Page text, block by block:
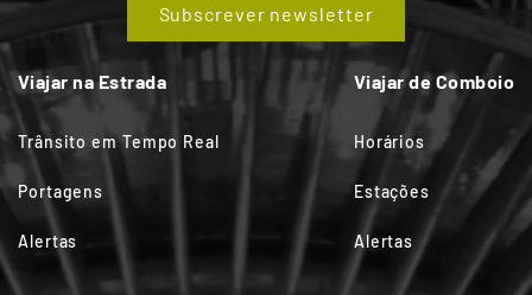
Subscrever newsletter
Viajar na Estrada
Trânsito em Tempo Real
Portagens
Alertas
Viajar de Comboio
Horários
Estações
Alertas